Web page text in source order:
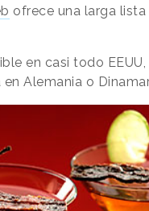
ofrece una larga
en casi todo
Alemania o